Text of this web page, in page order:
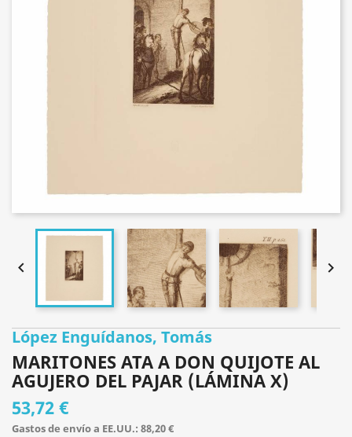
 
López Enguídanos, Tomás
MARITONES ATA A DON QUIJOTE AL
AGUJERO DEL PAJAR (LÁMINA X)
53,72 €
Gastos de envío a EE.UU.: 88,20 €